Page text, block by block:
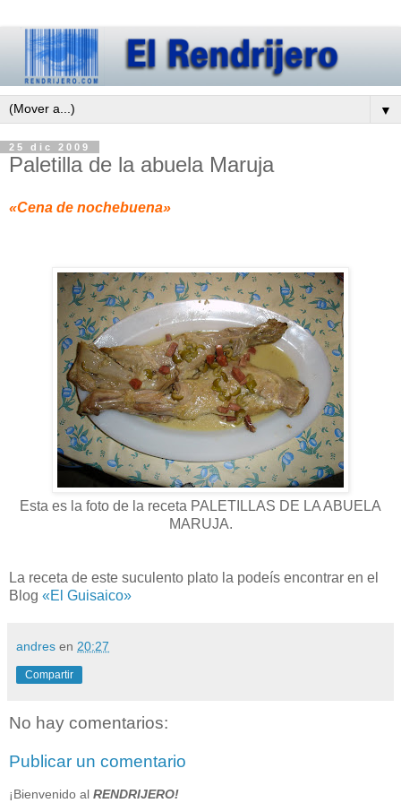
▼
25 dic 2009
Paletilla de la abuela Maruja
«Cena de nochebuena»
Esta es la foto de la receta PALETILLAS DE LA ABUELA
MARUJA.
La receta de este suculento plato la podeís encontrar en el
Blog «El Guisaico»
andres en 20:27
Compartir
No hay comentarios:
Publicar un comentario
¡Bienvenido al RENDRIJERO!